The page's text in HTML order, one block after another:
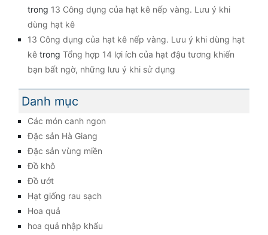
trong 13 Công dụng của hạt kê nếp vàng. Lưu ý khi
dùng hạt kê
13 Công dụng của hạt kê nếp vàng. Lưu ý khi dùng hạt
kê trong Tổng hợp 14 lợi ích của hạt đậu tương khiến
bạn bất ngờ, những lưu ý khi sử dụng
Danh mục
Các món canh ngon
Đặc sản Hà Giang
Đặc sản vùng miền
Đồ khô
Đồ ướt
Hạt giống rau sạch
Hoa quả
hoa quả nhập khẩu